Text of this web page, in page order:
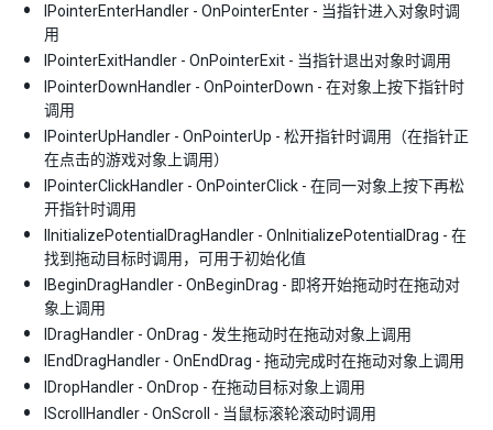
IPointerEnterHandler - OnPointerEnter - 当指针进入对象时调
用
IPointerExitHandler - OnPointerExit - 当指针退出对象时调用
IPointerDownHandler - OnPointerDown - 在对象上按下指针时
调用
IPointerUpHandler - OnPointerUp - 松开指针时调用（在指针正
在点击的游戏对象上调用）
IPointerClickHandler - OnPointerClick - 在同一对象上按下再松
开指针时调用
IInitializePotentialDragHandler - OnInitializePotentialDrag - 在
找到拖动目标时调用，可用于初始化值
IBeginDragHandler - OnBeginDrag - 即将开始拖动时在拖动对
象上调用
IDragHandler - OnDrag - 发生拖动时在拖动对象上调用
IEndDragHandler - OnEndDrag - 拖动完成时在拖动对象上调用
IDropHandler - OnDrop - 在拖动目标对象上调用
IScrollHandler - OnScroll - 当鼠标滚轮滚动时调用